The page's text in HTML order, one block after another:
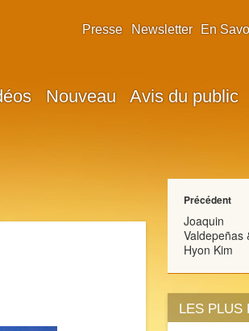
Nouveau Avis du public
Presse Newsletter En
Précédent
Joaquin
Valdepeñas
Hyon Kim
LES PLUS